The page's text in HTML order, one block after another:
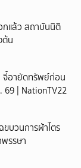
นคาโรงพัก
กแล้ว สถาบันนิติ
ต้น
จี้อายัดทรัพย์ก่อน
69 | NationTV22
บวนการผ้าไตร
รรษา